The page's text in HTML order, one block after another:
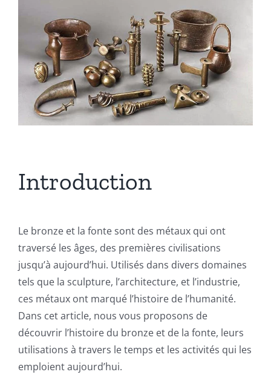
Devis
Français
Introduction
Le bronze et la fonte sont des métaux qui ont
traversé les âges, des premières civilisations
jusqu’à aujourd’hui. Utilisés dans divers domaines
tels que la sculpture, l’architecture, et l’industrie,
ces métaux ont marqué l’histoire de l’humanité.
Dans cet article, nous vous proposons de
découvrir l’histoire du bronze et de la fonte, leurs
utilisations à travers le temps et les activités qui les
emploient aujourd’hui.